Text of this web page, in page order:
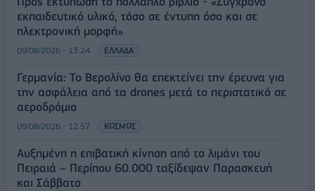
εκπαιδευτικό υλικό, τόσο σε έντυπη όσο και σε
ηλεκτρονική μορφή»
09/08/2026 - 13:24 ΕΛΛΑΔΑ
Γερμανία: Το Βερολίνο θα επεκτείνει την έρευνα για
την ασφάλεια από τα drones μετά το περιστατικό σε
αεροδρόμιο
09/08/2026 - 12:57 ΚΟΣΜΟΣ
Αυξημένη η επιβατική κίνηση από το λιμάνι του
Πειραιά – Περίπου 60.000 ταξίδεψαν Παρασκευή
και Σάββατο